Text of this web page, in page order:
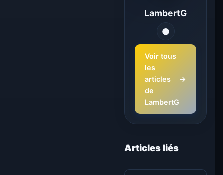
LambertG
Voir tous
les
articles
de
LambertG
→
Articles liés